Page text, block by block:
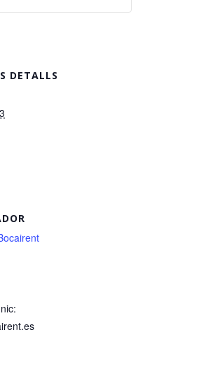
DETALLS